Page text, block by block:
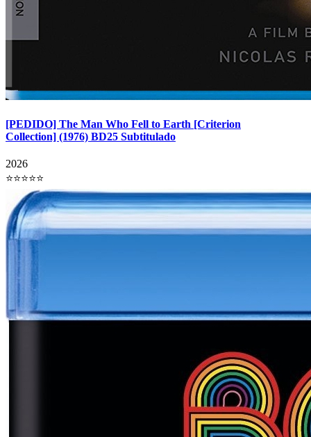
[PEDIDO] The Man Who Fell to Earth [Criterion
Collection] (1976) BD25 Subtitulado
2026
⭐⭐⭐⭐⭐